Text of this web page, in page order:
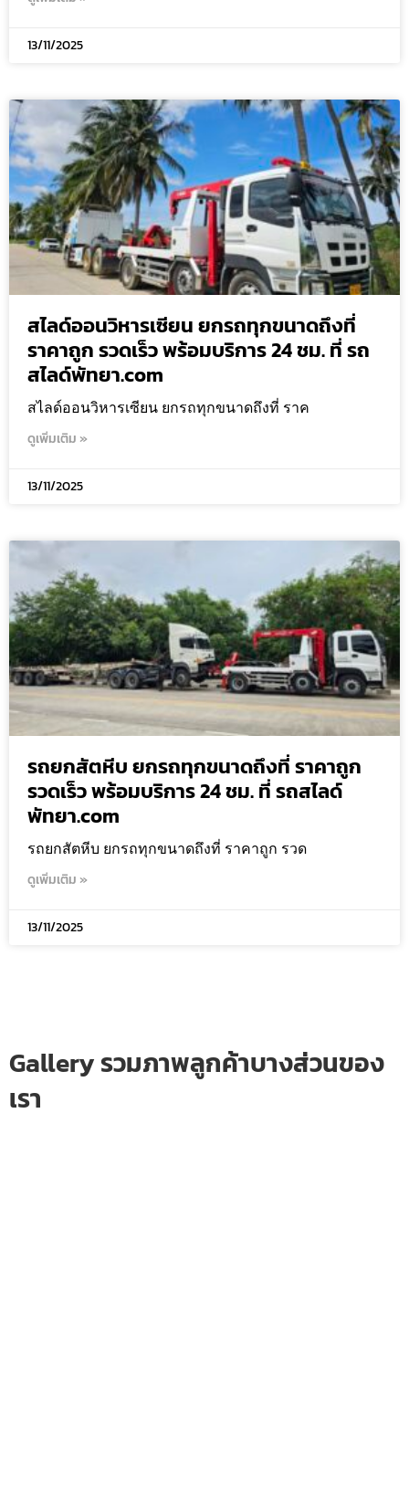
13/11/2025
สไลด์ออนวิหารเซียน ยกรถทุกขนาดถึงที่
ราคาถูก รวดเร็ว พร้อมบริการ 24 ชม. ที่ รถ
สไลด์พัทยา.com
สไลด์ออนวิหารเซียน ยกรถทุกขนาดถึงที่ ราค
ดูเพิ่มเติม »
13/11/2025
รถยกสัตหีบ ยกรถทุกขนาดถึงที่ ราคาถูก
รวดเร็ว พร้อมบริการ 24 ชม. ที่ รถสไลด์
พัทยา.com
รถยกสัตหีบ ยกรถทุกขนาดถึงที่ ราคาถูก รวด
ดูเพิ่มเติม »
13/11/2025
Gallery รวมภาพลูกค้าบางส่วนของ
เรา